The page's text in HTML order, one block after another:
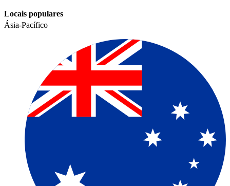
Locais populares​​
Ásia-Pacífico​​